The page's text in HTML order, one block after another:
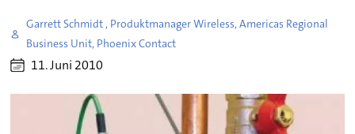
Garrett Schmidt , Produktmanager Wireless, Americas Regional
Business Unit, Phoenix Contact
11. Juni 2010